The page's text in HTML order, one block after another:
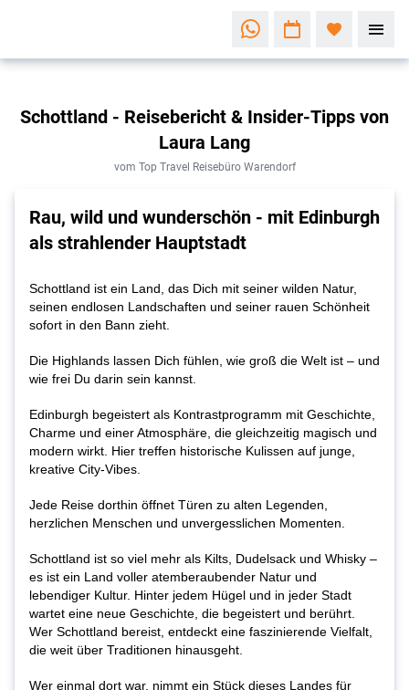
Schottland - Reisebericht & Insider-Tipps von
Laura Lang
vom Top Travel Reisebüro Warendorf
Rau, wild und wunderschön - mit Edinburgh
als strahlender Hauptstadt
Schottland ist ein Land, das Dich mit seiner wilden Natur,
seinen endlosen Landschaften und seiner rauen Schönheit
sofort in den Bann zieht.
Die Highlands lassen Dich fühlen, wie groß die Welt ist – und
wie frei Du darin sein kannst.
Edinburgh begeistert als Kontrastprogramm mit Geschichte,
Charme und einer Atmosphäre, die gleichzeitig magisch und
modern wirkt. Hier treffen historische Kulissen auf junge,
kreative City-Vibes.
Jede Reise dorthin öffnet Türen zu alten Legenden,
herzlichen Menschen und unvergesslichen Momenten.
Schottland ist so viel mehr als Kilts, Dudelsack und Whisky –
es ist ein Land voller atemberaubender Natur und
lebendiger Kultur. Hinter jedem Hügel und in jeder Stadt
wartet eine neue Geschichte, die begeistert und berührt.
Wer Schottland bereist, entdeckt eine faszinierende Vielfalt,
die weit über Traditionen hinausgeht.
Wer einmal dort war, nimmt ein Stück dieses Landes für